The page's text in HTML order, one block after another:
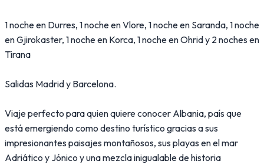
1 noche en Durres, 1 noche en Vlore, 1 noche en Saranda, 1 noche
en Gjirokaster, 1 noche en Korca, 1 noche en Ohrid y 2 noches en
Tirana
Salidas Madrid y Barcelona.
Viaje perfecto para quien quiere conocer Albania, país que
está emergiendo como destino turístico gracias a sus
impresionantes paisajes montañosos, sus playas en el mar
Adriático y Jónico y una mezcla inigualable de historia